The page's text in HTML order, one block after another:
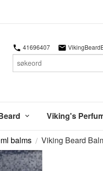
41696407
Viking's
balms Viking Beard